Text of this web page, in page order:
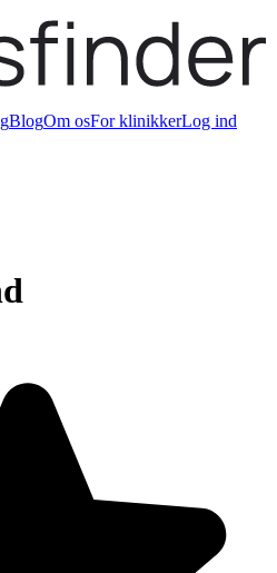
BlogOm osFor klinikkerLog ind